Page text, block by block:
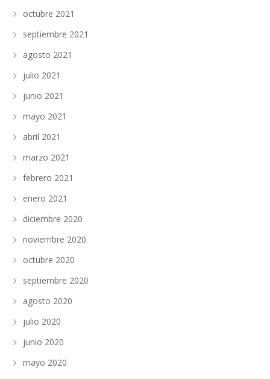
octubre 2021
septiembre 2021
agosto 2021
julio 2021
junio 2021
mayo 2021
abril 2021
marzo 2021
febrero 2021
enero 2021
diciembre 2020
noviembre 2020
octubre 2020
septiembre 2020
agosto 2020
julio 2020
junio 2020
mayo 2020